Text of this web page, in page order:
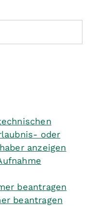
oder
anzeigen
beantragen
beantragen